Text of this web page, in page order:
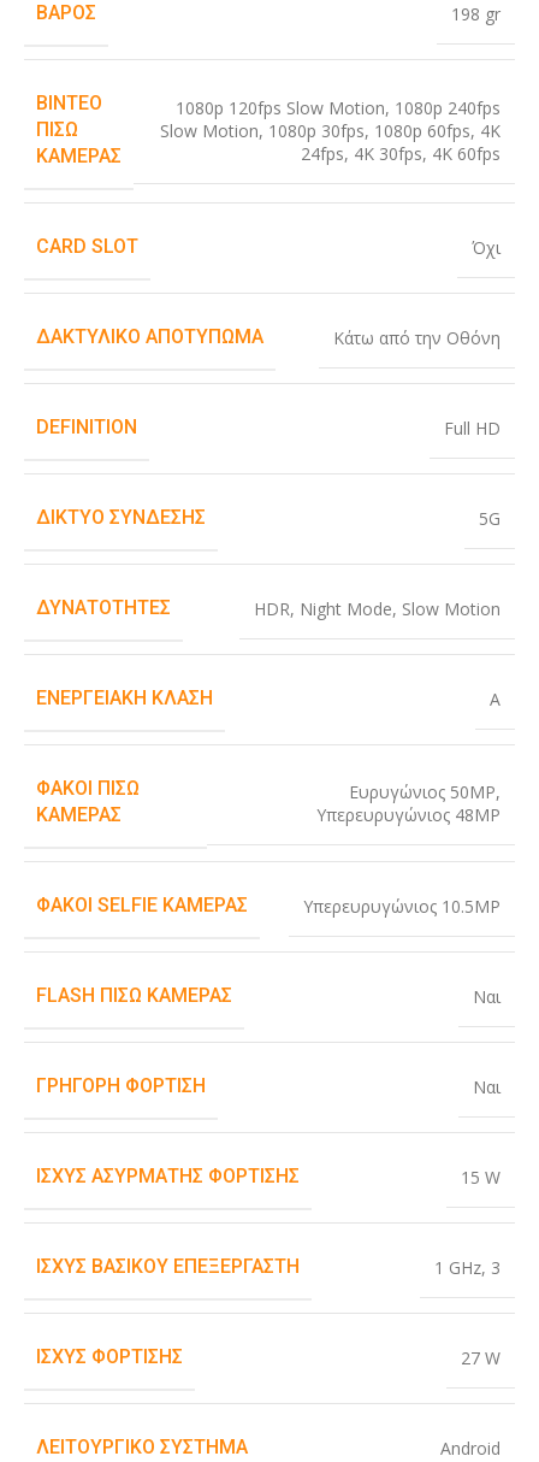
ΒΆΡΟΣ 198 gr
ΒΊΝΤΕΟ
ΠΊΣΩ
ΚΆΜΕΡΑΣ
1080p 120fps Slow Motion, 1080p 240fps
Slow Motion, 1080p 30fps, 1080p 60fps, 4K
24fps, 4K 30fps, 4K 60fps
CARD SLOT Όχι
ΔΑΚΤΥΛΙΚΌ ΑΠΟΤΎΠΩΜΑ Κάτω από την Οθόνη
DEFINITION Full HD
ΔΊΚΤΥΟ ΣΎΝΔΕΣΗΣ 5G
ΔΥΝΑΤΌΤΗΤΕΣ HDR, Night Mode, Slow Motion
ΕΝΕΡΓΕΙΑΚΉ ΚΛΆΣΗ A
ΦΑΚΟΊ ΠΊΣΩ
ΚΆΜΕΡΑΣ
Ευρυγώνιος 50MP,
Υπερευρυγώνιος 48MP
ΦΑΚΟΊ SELFIE ΚΆΜΕΡΑΣ Υπερευρυγώνιος 10.5MP
FLASH ΠΊΣΩ ΚΆΜΕΡΑΣ Ναι
ΓΡΉΓΟΡΗ ΦΌΡΤΙΣΗ Ναι
ΙΣΧΎΣ ΑΣΎΡΜΑΤΗΣ ΦΌΡΤΙΣΗΣ 15 W
ΙΣΧΎΣ ΒΑΣΙΚΟΎ ΕΠΕΞΕΡΓΑΣΤΉ 1 GHz, 3
ΙΣΧΎΣ ΦΌΡΤΙΣΗΣ 27 W
ΛΕΙΤΟΥΡΓΙΚΌ ΣΎΣΤΗΜΑ Android